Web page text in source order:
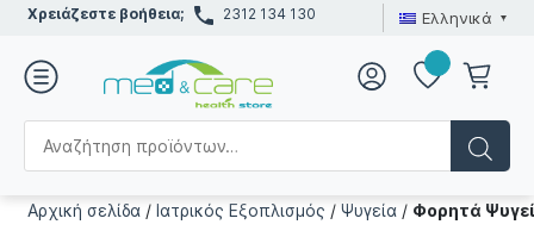
Χρειάζεστε βοήθεια; 2312 134 130 Ελληνικά
Αρχική σελίδα /Ιατρικός Εξοπλισμός /Ψυγεία / Φορητά